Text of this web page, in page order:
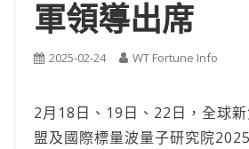
軍領導出席
2025-02-24 WT Fortune Info
2月18日、19日、22日，全球
盟及國際標量波量子研究院